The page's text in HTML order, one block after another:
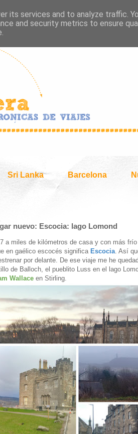
Sri Lanka Barcelona
nuevo: Escocia: lago Lomond
a miles de kilómetros de casa y con más
en gaélico escocés significa Escocia. Así
por delante. De ese viaje me he
de Balloch, el pueblito Luss en el lago
Wallace en Stirling.
its services and to analyze traffic.
and security metrics to ensure